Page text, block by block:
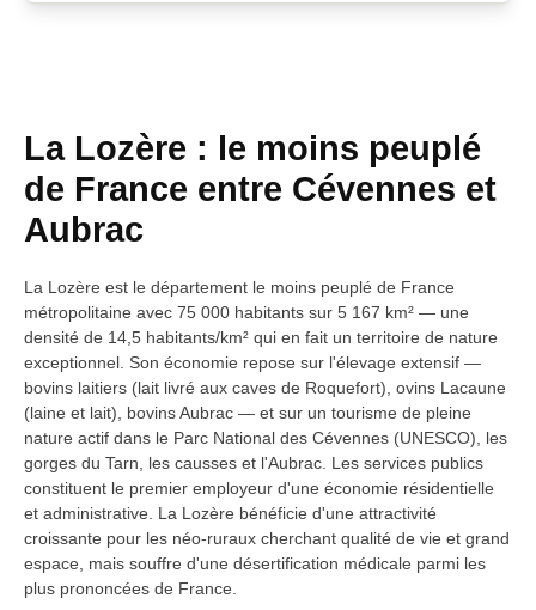
La Lozère : le moins peuplé
de France entre Cévennes et
Aubrac
La Lozère est le département le moins peuplé de France
métropolitaine avec 75 000 habitants sur 5 167 km² — une
densité de 14,5 habitants/km² qui en fait un territoire de nature
exceptionnel. Son économie repose sur l'élevage extensif —
bovins laitiers (lait livré aux caves de Roquefort), ovins Lacaune
(laine et lait), bovins Aubrac — et sur un tourisme de pleine
nature actif dans le Parc National des Cévennes (UNESCO), les
gorges du Tarn, les causses et l'Aubrac. Les services publics
constituent le premier employeur d'une économie résidentielle
et administrative. La Lozère bénéficie d'une attractivité
croissante pour les néo-ruraux cherchant qualité de vie et grand
espace, mais souffre d'une désertification médicale parmi les
plus prononcées de France.